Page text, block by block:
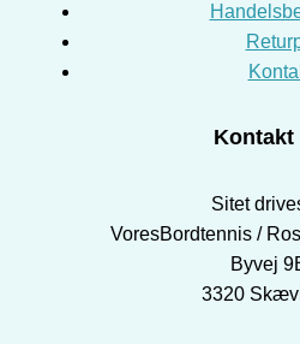
Kontakt
Sitet
VoresBordtennis /
Byvej
3320